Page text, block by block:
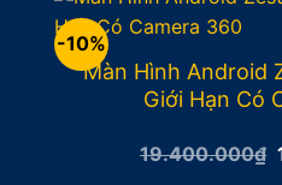
-10%
Màn Hình Android
Giới Hạn Có
19.400.000₫